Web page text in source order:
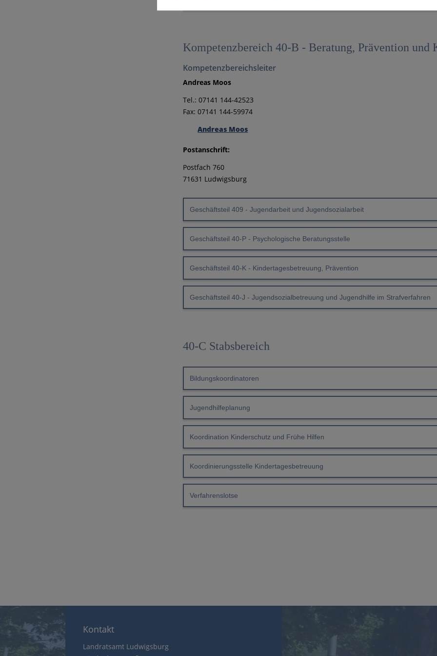
Kompetenzbereich 40-B - Beratung, Prävention und
Kompetenzbereichsleiter
Andreas Moos
Tel.: 07141 144-42523
Fax: 07141 144-59974
Andreas Moos
Postanschrift:
Postfach 760
71631 Ludwigsburg
Geschäftsteil 409 - Jugendarbeit und Jugendsozialarbeit
Geschäftsteil 40-P - Psychologische Beratungsstelle
Geschäftsteil 40-K - Kindertagesbetreuung, Prävention
Geschäftsteil 40-J - Jugendsozialbetreuung und Jugendhilfe im Strafverfahren
40-C Stabsbereich
Bildungskoordinatoren
Jugendhilfeplanung
Koordination Kinderschutz und Frühe Hilfen
Koordinierungsstelle Kindertagesbetreuung
Verfahrenslotse
Kontakt
Landratsamt Ludwigsburg